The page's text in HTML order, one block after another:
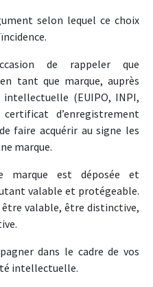
selon lequel ce choix
de rappeler que
tant que marque, auprès
(EUIPO, INPI,
d’enregistrement
faire acquérir au signe les
marque.
marque est déposée et
valable et protégeable.
valable, être distinctive,
dans le cadre de vos
intellectuelle.